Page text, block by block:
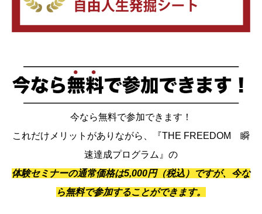
今なら無料で参加できます！
これだけメリットがありながら、『THE FREEDOM 瞬
速達成プログラム』の
体験セミナーの通常価格は5,000円（税込）ですが、今な
ら無料で参加することができます。